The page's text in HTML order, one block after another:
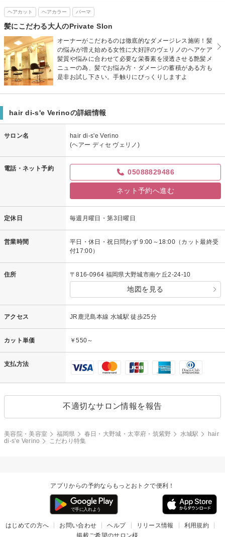
ヘアカット ヘアカラー パーマ
髪にこだわる大人のPrivate Slon
オーナーがこだわるのは徹底的なダメージレス施術！髪
の悩みが増え始める女性に大好評のヴェリノのヘアケア
髪質や悩みに合わせて必要な栄養素を浸透させる艶髪メ
ニューの為、髪でお悩み方・ダメージの蓄積がある方も
是非お試し下さい。手触りにびっくりしますよ
hair di-s'e Verinoの詳細情報
サロン名
hair di-s'e Verino
(ヘアー ディセ ヴェリノ)
電話・ネット予約 05088829486
ネット予約へ進む
定休日 毎週月曜日・第3日曜日
営業時間
平日・休日・祝日問わず 9:00～18:00（カット最終受
付17:00）
住所 〒816-0964 福岡県大野城市南ケ丘2-24-10
地図を見る
アクセス JR鹿児島本線 水城駅 徒歩25分
カット単価 ￥550～
支払方法
不適切なサロン情報を報告
美容院・美容室 福岡県 春日・大野城・太宰府・筑紫野 水城駅
hair
di-s'e Verino
こだわり特集
アプリからの予約ならもっとおトクで便利！
はじめての方へ お問い合わせ ヘルプ リリース情報
利用規約
掲載ご希望のサロン様